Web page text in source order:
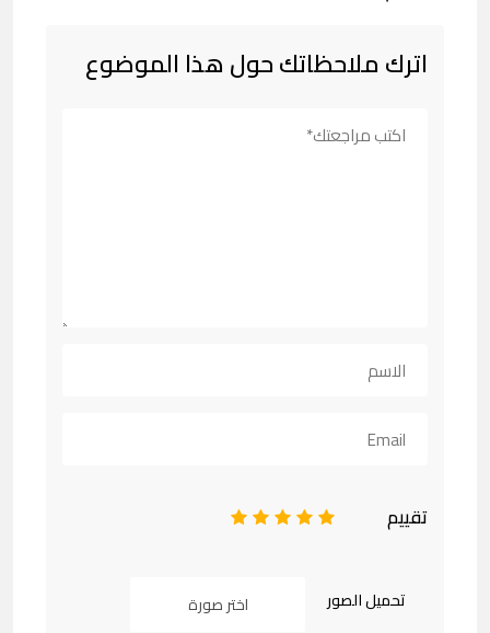
اترك ملاحظاتك حول هذا الموضوع
تقييم 5
4
3
2
تحميل الصور اختر صورة